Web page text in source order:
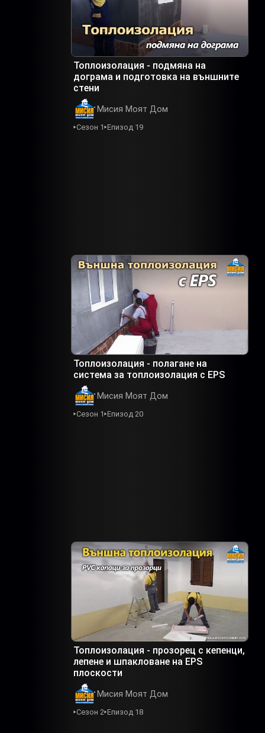
Топлоизолация - подмяна на
дограма и подготовка на външните
стени
Мисия Моят Дом
Сезон 1 Епизод 19
Топлоизолация - полагане на
система за топлоизолация с EPS
Мисия Моят Дом
Сезон 1 Епизод 20
Топлоизолация - прозорец с кепенци,
лепене и шпакловане на EPS
плоскости
Мисия Моят Дом
Сезон 2 Епизод 18